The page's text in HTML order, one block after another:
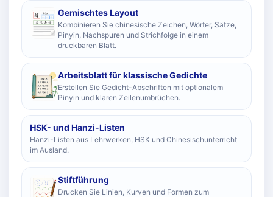
Gemischtes Layout
Kombinieren Sie chinesische Zeichen, Wörter, Sätze,
Pinyin, Nachspuren und Strichfolge in einem
druckbaren Blatt.
Arbeitsblatt für klassische Gedichte
Erstellen Sie Gedicht-Abschriften mit optionalem
Pinyin und klaren Zeilenumbrüchen.
HSK- und Hanzi-Listen
Hanzi-Listen aus Lehrwerken, HSK und Chinesischunterricht
im Ausland.
Stiftführung
Drucken Sie Linien, Kurven und Formen zum